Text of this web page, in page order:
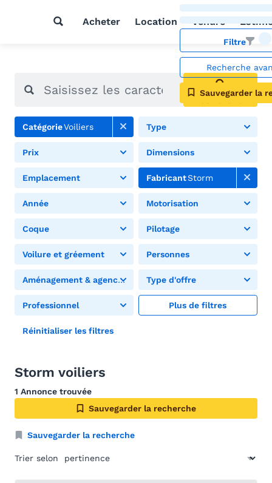
Acheter Location Vendre
Filtre
Recherche
Sauvegarder la
Rechercher
CatégorieVoiliers Type
Prix Dimensions
Emplacement FabricantStorm
Année Motorisation
Coque Pilotage
Voilure et gréement Personnes
Aménagement & agencement Type d'offre
Professionnel Plus de filtres
Réinitialiser les filtres
Storm voiliers
1 Annonce trouvée
Sauvegarder la recherche
Sauvegarder la recherche
Trier selon